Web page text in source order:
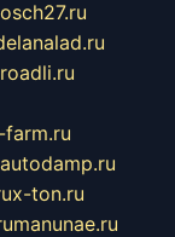
roadli.ru
autodamp.ru
x-ton.ru
manunae.ru